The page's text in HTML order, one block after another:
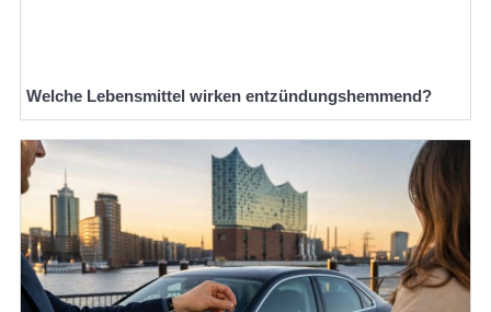
Welche Lebensmittel wirken entzündungshemmend?